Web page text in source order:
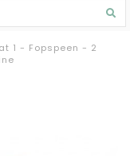
1 - Fopspeen - 2